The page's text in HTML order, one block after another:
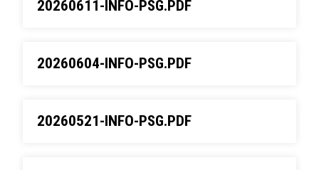
20260611-INFO-PSG.PDF
20260604-INFO-PSG.PDF
20260521-INFO-PSG.PDF